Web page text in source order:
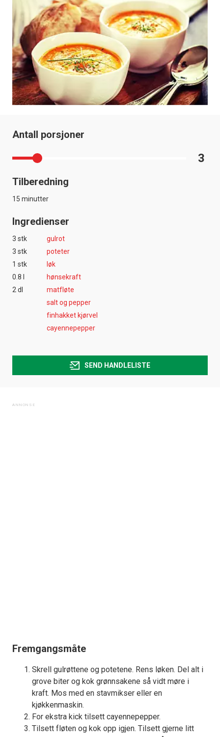
Antall porsjoner
3
Tilberedning
15 minutter
Ingredienser
3 stk
gulrot
3 stk
poteter
1 stk
løk
0.8 l
hønsekraft
2 dl
matfløte
salt og pepper
finhakket kjørvel
cayennepepper
SEND HANDLELISTE
Fremgangsmåte
Skrell gulrøttene og potetene. Rens løken. Del alt i
grove biter og kok grønnsakene så vidt møre i
kraft. Mos med en stavmikser eller en
kjøkkenmaskin.
For ekstra kick tilsett cayennepepper.
Tilsett fløten og kok opp igjen. Tilsett gjerne litt